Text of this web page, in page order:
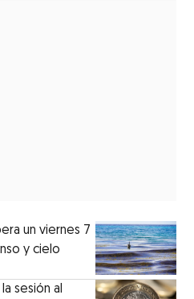
un viernes 7
y cielo
sesión al